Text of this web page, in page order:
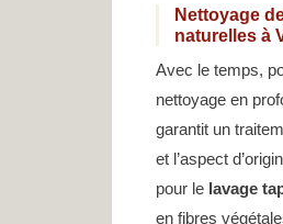
Nettoyage
naturelles à
Avec le temps,
nettoyage en
garantit un
et l’aspect
pour le lavage
en fibres